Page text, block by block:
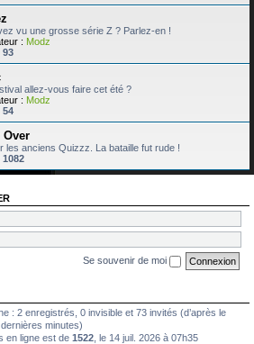
vu une grosse série Z ? Parlez-en !
: Modz
93
allez-vous faire cet été ?
: Modz
54
Over
les anciens Quizzz. La bataille fut rude !
1082
Se souvenir de moi
: 2 enregistrés, 0 invisible et 73 invités (d’après le
minutes)
en ligne est de 1522 , le 14 juil. 2026 à 07h35